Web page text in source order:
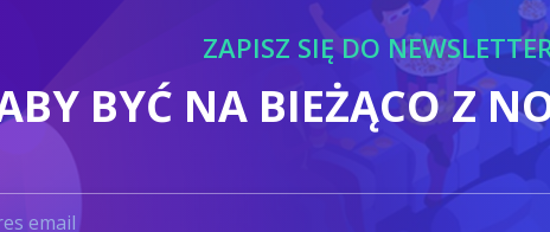
ZAPISZ SIĘ DO
ABY BYĆ NA BIEŻĄCO Z